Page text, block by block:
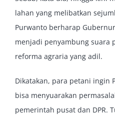
lahan yang melibatkan
Purwanto berharap
menjadi penyambung suara
reforma agraria yang adil.
Dikatakan, para petani ingin
bisa menyuarakan
pemerintah pusat dan DPR.